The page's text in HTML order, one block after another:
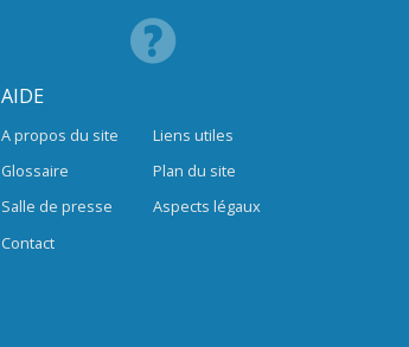
AIDE
A propos du site
Glossaire
Salle de presse
Contact
Liens utiles
Plan du site
Aspects légaux